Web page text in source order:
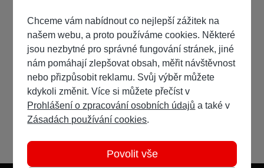
Chceme vám nabídnout co nejlepší zážitek na
našem webu, a proto používáme cookies. Některé
jsou nezbytné pro správné fungování stránek, jiné
nám pomáhají zlepšovat obsah, měřit návštěvnost
nebo přizpůsobit reklamu. Svůj výběr můžete
kdykoli změnit. Více si můžete přečíst v
Prohlášení o zpracování osobních údajů a také v
Zásadách používání cookies.
Povolit vše